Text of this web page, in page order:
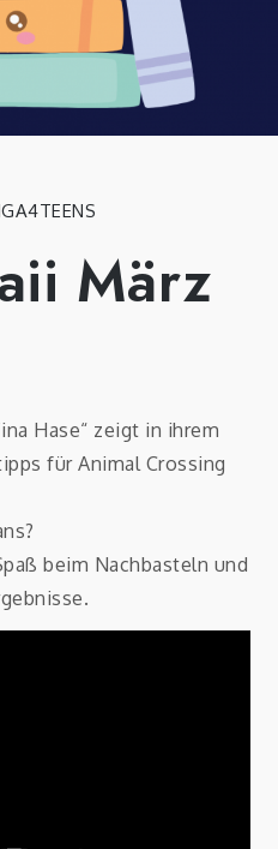
März
Hase“ zeigt in ihrem
für Animal Crossing
beim Nachbasteln und